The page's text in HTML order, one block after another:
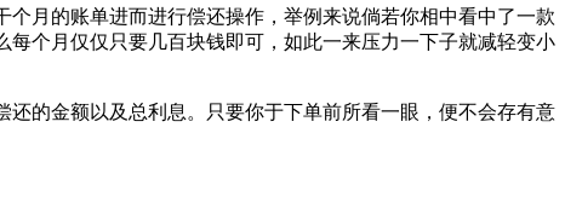
月的账单进而进行偿还操作，举例来说倘若你相中看中了一款
个月仅仅只要几百块钱即可，如此一来压力一下子就减轻变小
的金额以及总利息。只要你于下单前所看一眼，便不会存有意